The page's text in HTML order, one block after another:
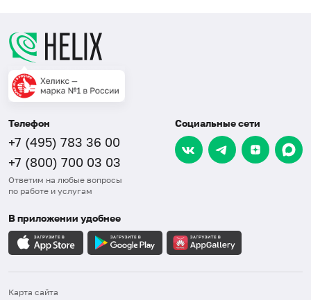
Телефон
+7 (495) 783 36 00
+7 (800) 700 03 03
Ответим на любые вопросы
по работе и услугам
Социальные сети
В приложении удобнее
Карта сайта